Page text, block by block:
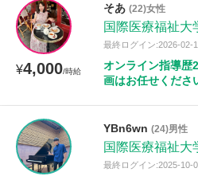
¥4,000/時給
そあ (22)女性
国際医療福祉大
最終ログイン:2026-02-
オンライン指導
画はお任せくださ
YBn6wn (24)男性
国際医療福祉大
最終ログイン:2025-10-